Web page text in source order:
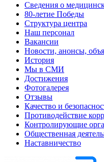
Сведения о
80-летие Победы
Структура центра
Наш персонал
Вакансии
Новости, анонсы,
История
Мы в СМИ
Достижения
Фотогалерея
Отзывы
Качество и
Противодействие
Контролирующие
Общественная
Наставничество